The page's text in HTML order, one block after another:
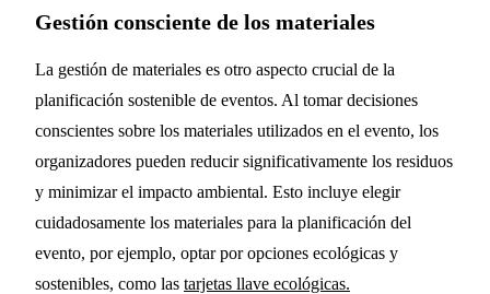
Gestión consciente de los materiales
La gestión de materiales es otro aspecto crucial de la
planificación sostenible de eventos. Al tomar decisiones
conscientes sobre los materiales utilizados en el evento, los
organizadores pueden reducir significativamente los residuos
y minimizar el impacto ambiental. Esto incluye elegir
cuidadosamente los materiales para la planificación del
evento, por ejemplo, optar por opciones ecológicas y
sostenibles, como las tarjetas llave ecológicas.